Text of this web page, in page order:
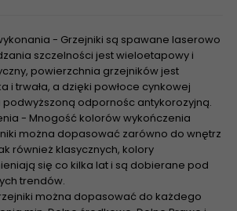
- Grzejniki są spawane laserowo
szczelności jest wieloetapowy i
powierzchnia grzejników jest
i trwała, a dzięki powłoce cynkowej
odpornośc antykorozyjną.
- Mnogość kolorów wykończenia
można dopasować zarówno do wnętrz
również klasycznych, kolory
się co kilka lat i są dobierane pod
trendów.
można dopasować do każdego